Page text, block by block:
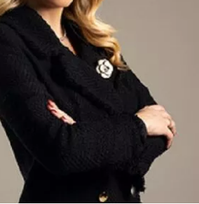
LIGA